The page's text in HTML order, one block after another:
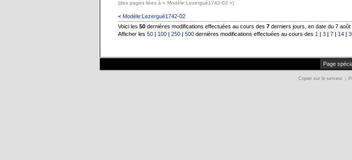
(des pages liées à « Modèle:Lezergué1742-02 »)
< Modèle:Lezergué1742-02
Voici les 50 dernières modifications effectuées au cours des 7 derniers jours, en date du 7 août
Afficher les 50 100 250 500 dernières modifications effectuées au cours des 1 3 7 14
Page
Copier sur le serveur